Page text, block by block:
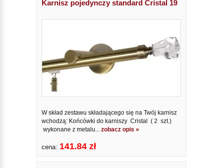
Karnisz pojedynczy standard Cristal 19
W skład zestawu składającego się na Twój karnisz
wchodzą: Końcówki do karniszy Cristal ( 2 szt.)
wykonane z metalu... zobacz opis »
cena: 141.84 zł